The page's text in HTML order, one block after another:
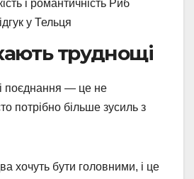
і романтичність Риб
у Тельця
труднощі
поєднання — це не
потрібно більше зусиль з
хочуть бути головними, і це